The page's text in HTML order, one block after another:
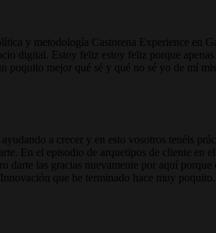
y metodología Castorena Experience en
digital. Estoy feliz estoy feliz porque apenas
poquito mejor qué sé y qué no sé yo de mí
a crecer y en esto vosotros tenéis
En el episodio de arquetipos de cliente en
las gracias nuevamente por aquí porque
que he terminado hace muy poquito.